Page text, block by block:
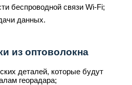
беспроводной связи Wi-Fi;
данных.
из оптоволокна
деталей, которые будут
георадара;